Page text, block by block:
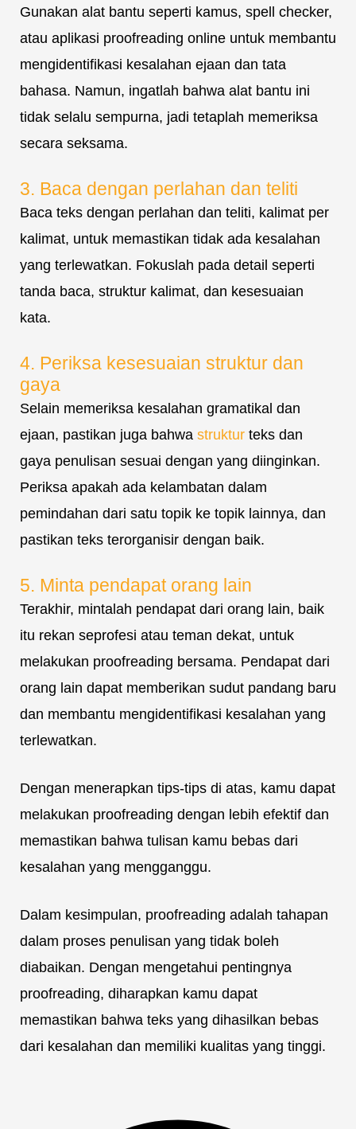
Gunakan alat bantu seperti kamus, spell checker,
atau aplikasi proofreading online untuk membantu
mengidentifikasi kesalahan ejaan dan tata
bahasa. Namun, ingatlah bahwa alat bantu ini
tidak selalu sempurna, jadi tetaplah memeriksa
secara seksama.
3. Baca dengan perlahan dan teliti
Baca teks dengan perlahan dan teliti, kalimat per
kalimat, untuk memastikan tidak ada kesalahan
yang terlewatkan. Fokuslah pada detail seperti
tanda baca, struktur kalimat, dan kesesuaian
kata.
4. Periksa kesesuaian struktur dan
gaya
Selain memeriksa kesalahan gramatikal dan
ejaan, pastikan juga bahwa struktur teks dan
gaya penulisan sesuai dengan yang diinginkan.
Periksa apakah ada kelambatan dalam
pemindahan dari satu topik ke topik lainnya, dan
pastikan teks terorganisir dengan baik.
5. Minta pendapat orang lain
Terakhir, mintalah pendapat dari orang lain, baik
itu rekan seprofesi atau teman dekat, untuk
melakukan proofreading bersama. Pendapat dari
orang lain dapat memberikan sudut pandang baru
dan membantu mengidentifikasi kesalahan yang
terlewatkan.
Dengan menerapkan tips-tips di atas, kamu dapat
melakukan proofreading dengan lebih efektif dan
memastikan bahwa tulisan kamu bebas dari
kesalahan yang mengganggu.
Dalam kesimpulan, proofreading adalah tahapan
dalam proses penulisan yang tidak boleh
diabaikan. Dengan mengetahui pentingnya
proofreading, diharapkan kamu dapat
memastikan bahwa teks yang dihasilkan bebas
dari kesalahan dan memiliki kualitas yang tinggi.